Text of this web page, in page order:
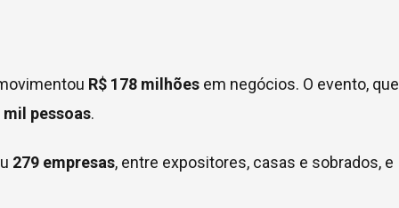
R$ 178 milhões em negócios. O evento, que
mil pessoas.
279 empresas, entre expositores, casas e sobrados, e